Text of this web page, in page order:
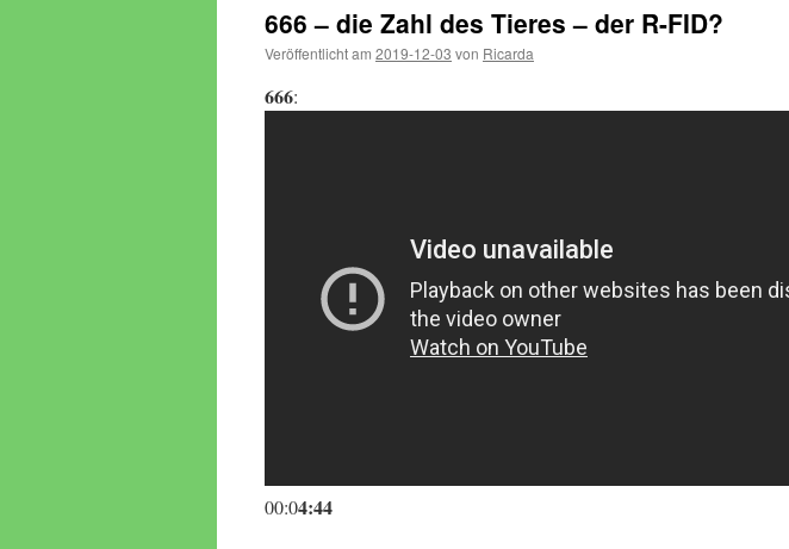
666 – die Zahl des Tieres – der R-FID?
Veröffentlicht am 2019-12-03 von Ricarda
666:
00:04:44